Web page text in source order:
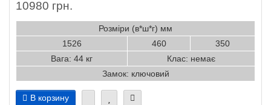
10980 грн.
Розміри (в*ш*г) мм
1526
460
350
Вага: 44 кг
Клас: немає
Замок: ключовий
В корзину